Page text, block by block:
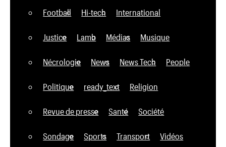
Football Hi-tech International
Justice Lamb Médias Musique
Nécrologie News News Tech People
Politique ready_text Religion
Revue de presse Santé Société
Sondage Sports Transport Vidéos